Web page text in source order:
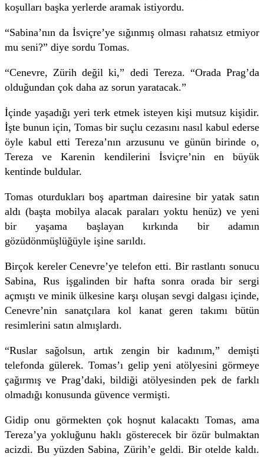
koşulları başka yerlerde aramak istiyordu.
“Sabina’nın da İsviçre’ye sığınmış olması rahatsız etmiyor
mu seni?” diye sordu Tomas.
“Cenevre, Zürih değil ki,” dedi Tereza. “Orada Prag’da
olduğundan çok daha az sorun yaratacak.”
İçinde yaşadığı yeri terk etmek isteyen kişi mutsuz kişidir.
İşte bunun için, Tomas bir suçlu cezasını nasıl kabul ederse
öyle kabul etti Tereza’nın arzusunu ve günün birinde o,
Tereza ve Karenin kendilerini İsviçre’nin en büyük
kentinde buldular.
Tomas oturdukları boş apartman dairesine bir yatak satın
aldı (başta mobilya alacak paraları yoktu henüz) ve yeni
bir yaşama başlayan kırkında bir adamın
gözüdönmüşlüğüyle işine sarıldı.
Birçok kereler Cenevre’ye telefon etti. Bir rastlantı sonucu
Sabina, Rus işgalinden bir hafta sonra orada bir sergi
açmıştı ve minik ülkesine karşı oluşan sevgi dalgası içinde,
Cenevre’nin sanatçılara kol kanat geren takımı bütün
resimlerini satın almışlardı.
“Ruslar sağolsun, artık zengin bir kadınım,” demişti
telefonda gülerek. Tomas’ı gelip yeni atölyesini görmeye
çağırmış ve Prag’daki, bildiği atölyesinden pek de farklı
olmadığı konusunda güvence vermişti.
Gidip onu görmekten çok hoşnut kalacaktı Tomas, ama
Tereza’ya yokluğunu haklı gösterecek bir özür bulmaktan
acizdi. Bu yüzden Sabina, Zürih’e geldi. Bir otelde kaldı.